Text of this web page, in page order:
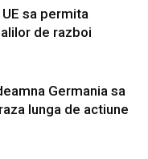
sa permita
de razboi
Germania sa
lunga de actiune